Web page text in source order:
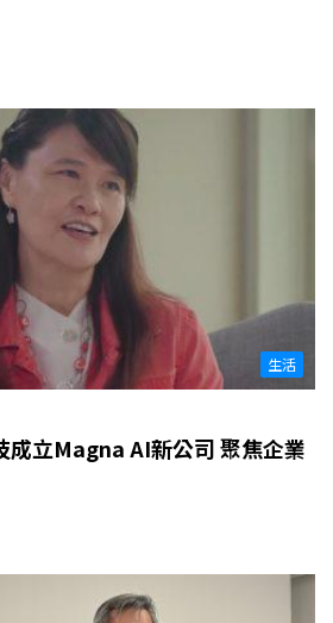
生活
成立Magna AI新公司 聚焦企業